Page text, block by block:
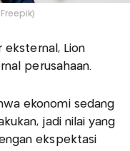
eksternal, Lion
perusahaan.
ekonomi sedang
jadi nilai yang
ekspektasi